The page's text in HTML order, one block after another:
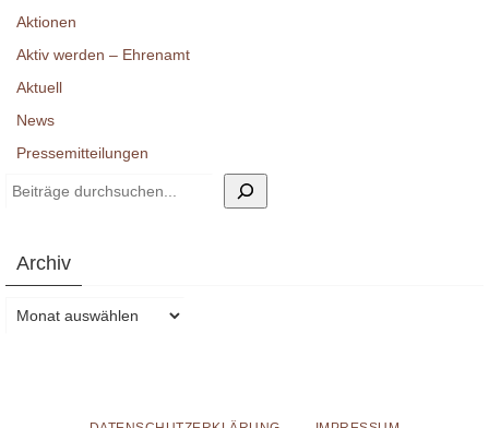
Aktionen
Aktiv werden – Ehrenamt
Aktuell
News
Pressemitteilungen
Suchen
Archiv
Archiv